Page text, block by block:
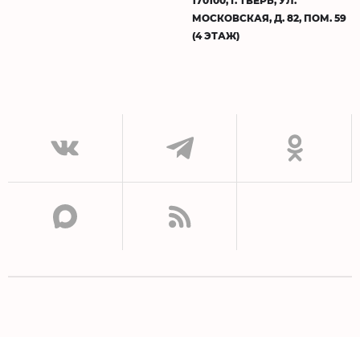
МОСКОВСКАЯ, Д. 82, ПОМ. 59
(4 ЭТАЖ)